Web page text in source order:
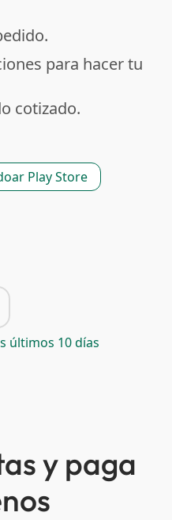
para hacer tu
cotizado.
Play Store
últimos 10 días
y paga